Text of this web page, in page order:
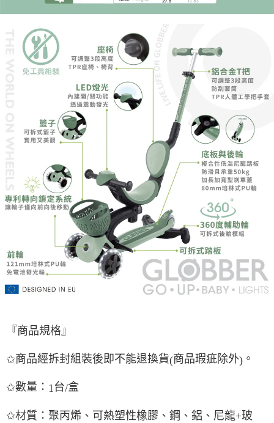
『商品規格』
✩商品經拆封組裝後即不能退換貨(商品瑕疵除外) 。
✩數量： 1台/盒
✩材質：聚丙烯 、可熱塑性橡膠、鋼、 鋁 、尼龍+玻